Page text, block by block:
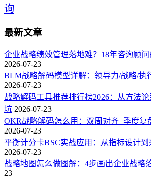
询
最新文章
企业战略绩效管理落地难？18年咨询顾
2026-07-23
BLM战略解码模型详解：领导力/战略/执
2026-07-23
战略解码工具推荐排行榜2026：从方法
坑 2026-07-23
OKR战略解码怎么用：双周对齐+季度复
2026-07-23
平衡计分卡BSC实战应用：从指标设计
2026-07-23
战略地图怎么做图解：4步画出企业战略
23